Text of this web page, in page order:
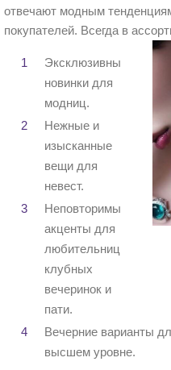
отвечают модным
покупателей. Всегда в
Эксклюзивные
новинки для
модниц.
Нежные и
изысканные
вещи для
невест.
Неповторимые
акценты для
любительниц
клубных
вечеринок и
пати.
Вечерние варианты
высшем уровне.